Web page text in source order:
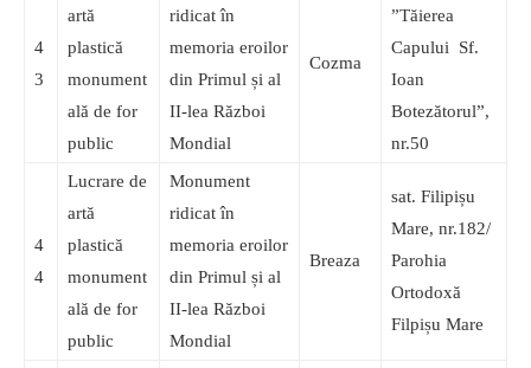
4
3
artă
plastică
monument
ală de for
public
ridicat în
memoria eroilor
din Primul și al
II-lea Război
Mondial
Cozma
”Tăierea
Capului Sf.
Ioan
Botezătorul”,
nr.50
4
4
Lucrare de
artă
plastică
monument
ală de for
public
Monument
ridicat în
memoria eroilor
din Primul și al
II-lea Război
Mondial
Breaza
sat. Filipișu
Mare, nr.182/
Parohia
Ortodoxă
Filpișu Mare